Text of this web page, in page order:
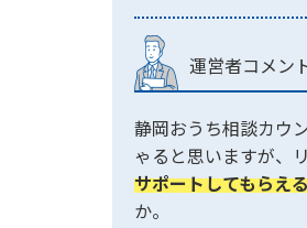
運営者コメン
静岡おうち相談カウ
ゃると思いますが、
サポートしてもらえ
か。